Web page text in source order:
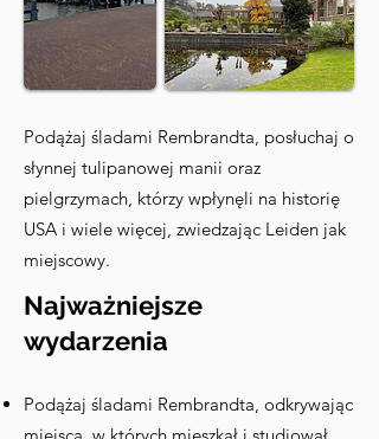
Podążaj śladami Rembrandta, posłuchaj o
słynnej tulipanowej manii oraz
pielgrzymach, którzy wpłynęli na historię
USA i wiele więcej, zwiedzając Leiden jak
miejscowy.
Najważniejsze
wydarzenia
Podążaj śladami Rembrandta, odkrywając